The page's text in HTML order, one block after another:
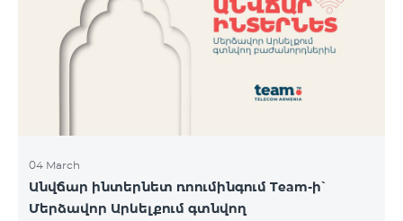
Կիրակի-08․03 Երևան Կենտրոն Իսակովի
պողոտա 3/7 09:00-18:00 09:00-18:00 10:00-19:00
Երևան Կենտրոն Խորենացու փողոց 26/26 09:00-
04 March
Անվճար ինտերնետ ռոումինգում Team-ի՝
Մերձավոր Արևելքում գտնվող